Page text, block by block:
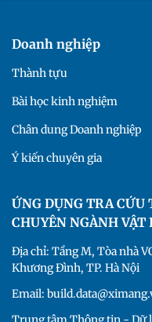
Doanh nghiệp
Thành tựu
Bài học kinh nghiệm
Chân dung Doanh nghiệp
Ý kiến chuyên gia
ỨNG DỤNG TRA
CHUYÊN NGÀNH VẬT
Địa chỉ: Tầng M, Tòa nhà
Khương Đình, TP. Hà Nội
Email: